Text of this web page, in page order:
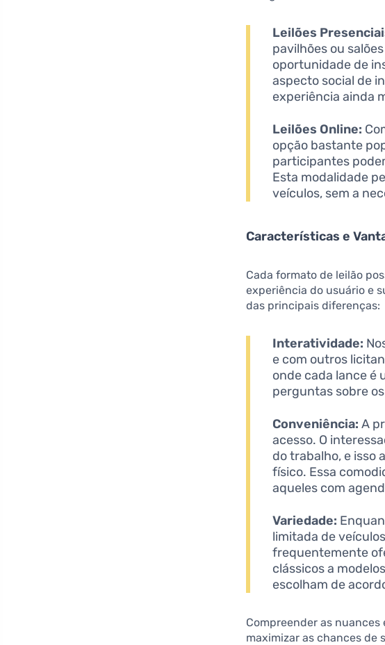
Leilões
pavilhões ou
oportunidade de
aspecto social de
experiência ainda
Leilões Online:
opção bastante
participantes
Esta modalidade
veículos, sem a
Características e
Cada formato de leilão
experiência do usuário e
das principais diferenças:
Interatividade:
e com outros
onde cada lance é
perguntas sobre
Conveniência: A
acesso. O
do trabalho, e isso
físico. Essa
aqueles com
Variedade:
limitada de
frequentemente
clássicos a
escolham de
Compreender as
maximizar as chances de